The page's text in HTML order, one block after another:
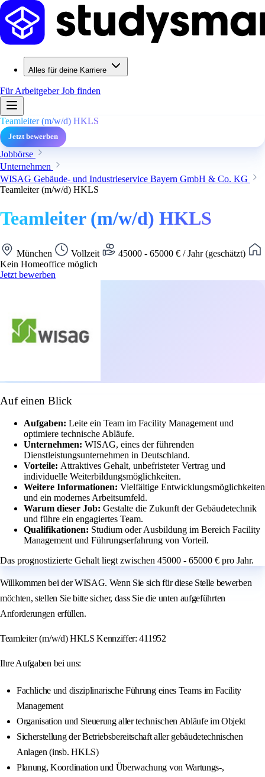
Alles für deine Karriere
Für ArbeitgeberJob finden
Teamleiter (m/w/d) HKLS
Jetzt bewerben
Jobbörse
Unternehmen
WISAG Gebäude- und Industrieservice Bayern GmbH & Co. KG
Teamleiter (m/w/d) HKLS
Teamleiter (m/w/d) HKLS
München Vollzeit
45000 - 65000 € / Jahr (geschätzt)
Kein Homeoffice möglich
Jetzt bewerben
Auf einen Blick
Aufgaben: Leite ein Team im Facility Management und
optimiere technische Abläufe.
Unternehmen: WISAG, eines der führenden
Dienstleistungsunternehmen in Deutschland.
Vorteile: Attraktives Gehalt, unbefristeter Vertrag und
individuelle Weiterbildungsmöglichkeiten.
Weitere Informationen: Vielfältige Entwicklungsmöglichkeiten
und ein modernes Arbeitsumfeld.
Warum dieser Job: Gestalte die Zukunft der Gebäudetechnik
und führe ein engagiertes Team.
Qualifikationen: Studium oder Ausbildung im Bereich Facility
Management und Führungserfahrung von Vorteil.
Das prognostizierte Gehalt liegt zwischen 45000 - 65000 € pro Jahr.
Willkommen bei der WISAG. Wenn Sie sich für diese Stelle bewerben
möchten, stellen Sie bitte sicher, dass Sie die unten aufgeführten
Anforderungen erfüllen.
Teamleiter (m/w/d) HKLS Kennziffer: 411952
Ihre Aufgaben bei uns:
Fachliche und disziplinarische Führung eines Teams im Facility
Management
Organisation und Steuerung aller technischen Abläufe im Objekt
Sicherstellung der Betriebsbereitschaft aller gebäudetechnischen
Anlagen (insb. HKLS)
Planung, Koordination und Überwachung von Wartungs-,